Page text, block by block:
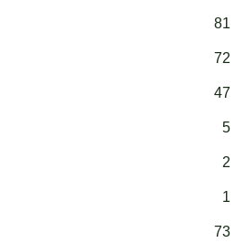
81
72
47
5
2
1
73